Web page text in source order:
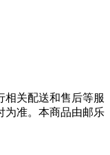
相关配送和售后等服
为准。本商品由邮乐